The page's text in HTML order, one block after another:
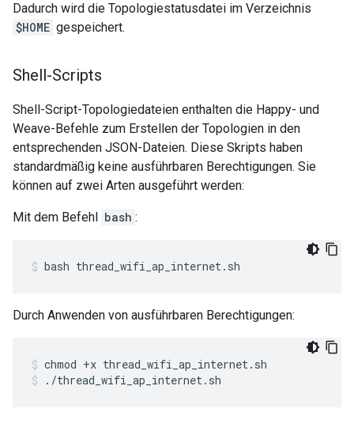
Dadurch wird die Topologiestatusdatei im Verzeichnis
$HOME gespeichert.
Shell-Scripts
Shell-Script-Topologiedateien enthalten die Happy- und
Weave-Befehle zum Erstellen der Topologien in den
entsprechenden JSON-Dateien. Diese Skripts haben
standardmäßig keine ausführbaren Berechtigungen. Sie
können auf zwei Arten ausgeführt werden:
Mit dem Befehl bash :
bash thread_wifi_ap_internet.sh
Durch Anwenden von ausführbaren Berechtigungen:
chmod +x thread_wifi_ap_internet.sh
./thread_wifi_ap_internet.sh